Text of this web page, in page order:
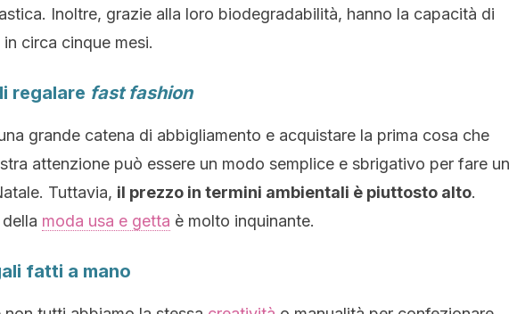
Inoltre, grazie alla loro biodegradabilità, hanno la capacità di
in circa cinque mesi.
regalare fast fashion
grande catena di abbigliamento e acquistare la prima cosa che
attenzione può essere un modo semplice e sbrigativo per fare un
Tuttavia, il prezzo in termini ambientali è piuttosto alto.
della moda usa e getta è molto inquinante.
fatti a mano